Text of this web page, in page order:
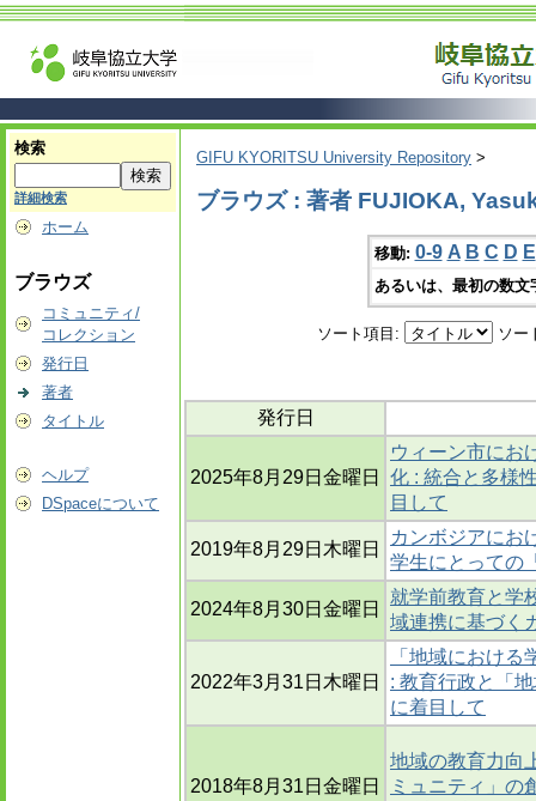
検索
詳細検索
ホーム
ブラウズ
コミュニティ/
コレクション
発行日
著者
タイトル
ヘルプ
DSpaceについて
GIFU KYORITSU University Repository >
ブラウズ : 著者 FUJIOKA,
移動: 0-9 A B C D E
あるいは、最初の数
ソート項目: ソー
発行日
2025年8月29日金曜日
ウィーン市にお
化 : 統合と多様
目して
2019年8月29日木曜日
カンボジアにお
学生にとっての
2024年8月30日金曜日
就学前教育と学
域連携に基づく
2022年3月31日木曜日
「地域におけ
: 教育行政と「
に着目して
2018年8月31日金曜日
地域の教育力向
ミュニティ」の